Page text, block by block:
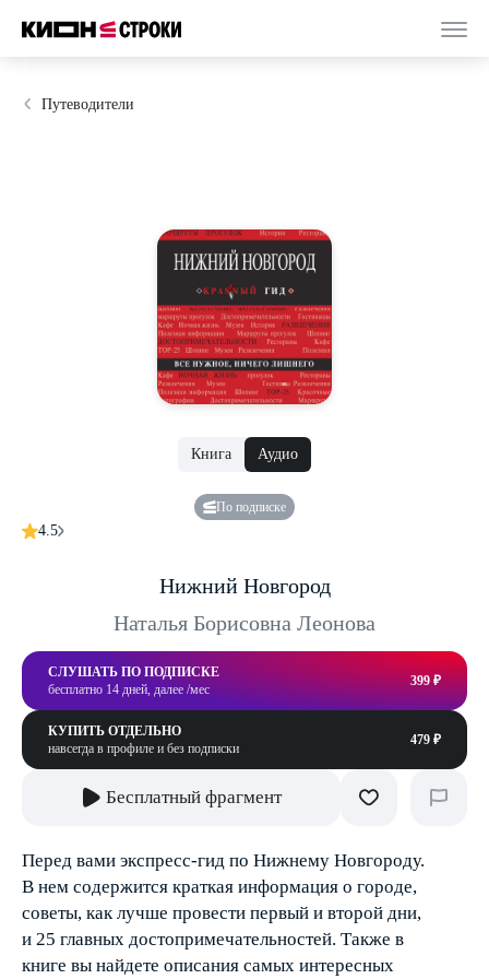
Путеводители
Книга Аудио
По подписке
4.5
Нижний Новгород
Наталья Борисовна Леонова
СЛУШАТЬ ПО ПОДПИСКЕ
бесплатно 14 дней, далее /мес
399 ₽
КУПИТЬ ОТДЕЛЬНО
навсегда в профиле и без подписки
479 ₽
Бесплатный фрагмент
Перед вами экспресс-гид по Нижнему Новгороду.
В нем содержится краткая информация о городе,
советы, как лучше провести первый и второй дни,
и 25 главных достопримечательностей. Также в
книге вы найдете описания самых интересных